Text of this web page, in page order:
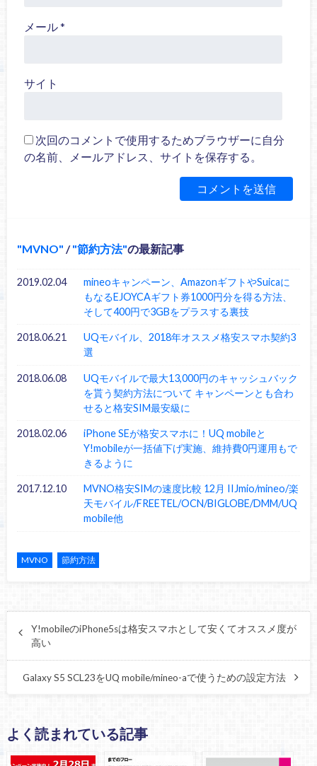
メール*
サイト
次回のコメントで使用するためブラウザーに自分
の名前、メールアドレス、サイトを保存する。
MVNO / 節約方法 の最新記事
2019.02.04
mineoキャンペーン、AmazonギフトやSuicaに
もなるEJOYCAギフト券1000円分を得る方法、
そして400円で3GBをプラスする裏技
2018.06.21
UQモバイル、2018年オススメ格安スマホ契約3
選
2018.06.08
UQモバイルで最大13,000円のキャッシュバック
を貰う契約方法について キャンペーンとも合わ
せると格安SIM最安級に
2018.02.06
iPhone SEが格安スマホに！UQ mobileと
Y!mobileが一括値下げ実施、維持費0円運用もで
きるように
2017.12.10
MVNO格安SIMの速度比較 12月 IIJmio/mineo/楽
天モバイル/FREETEL/OCN/BIGLOBE/DMM/UQ
mobile他
MVNO 節約方法
Y!mobileのiPhone5sは格安スマホとして安くてオススメ度が
高い
Galaxy S5 SCL23をUQ mobile/mineo-aで使うための設定方法
よく読まれている記事